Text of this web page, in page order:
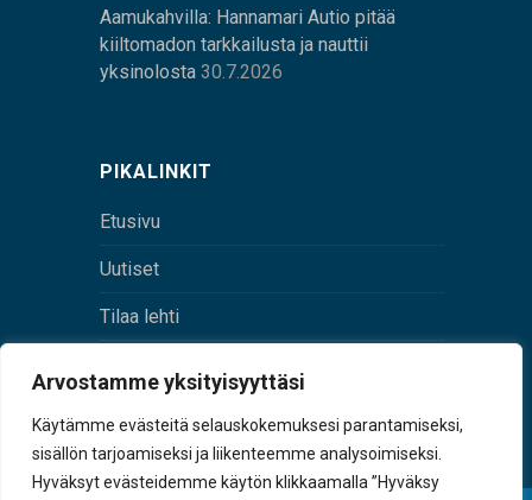
Arvostamme yksityisyyttäsi
Käytämme evästeitä selauskokemuksesi parantamiseksi,
sisällön tarjoamiseksi ja liikenteemme analysoimiseksi.
Hyväksyt evästeidemme käytön klikkaamalla ”Hyväksy
Aamukahvilla: Hannamari Autio pitää
kiiltomadon tarkkailusta ja nauttii
yksinolosta 30.7.2026
PIKALINKIT
Etusivu
Uutiset
Tilaa lehti